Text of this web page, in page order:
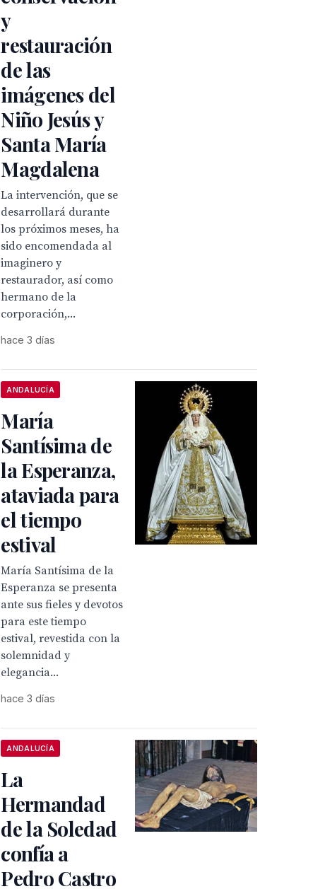
y
restauración
de las
imágenes del
Niño Jesús y
Santa María
Magdalena
La intervención, que se
desarrollará durante
los próximos meses, ha
sido encomendada al
imaginero y
restaurador, así como
hermano de la
corporación,...
hace 3 días
ANDALUCÍA
María
Santísima de
la Esperanza,
ataviada para
el tiempo
estival
María Santísima de la
Esperanza se presenta
ante sus fieles y devotos
para este tiempo
estival, revestida con la
solemnidad y
elegancia...
hace 3 días
ANDALUCÍA
La
Hermandad
de la Soledad
confía a
Pedro Castro